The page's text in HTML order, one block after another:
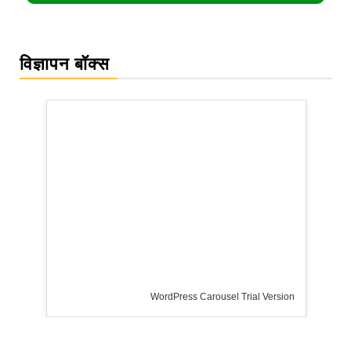
विज्ञापन बॉक्स
WordPress Carousel Trial Version